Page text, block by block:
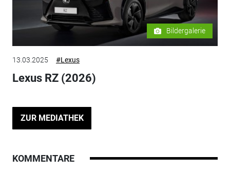
Bildergalerie
13.03.2025 #Lexus
Lexus RZ (2026)
ZUR MEDIATHEK
KOMMENTARE